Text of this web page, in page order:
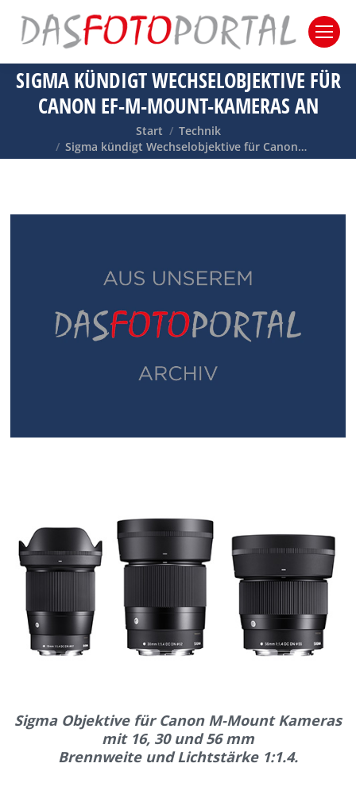
SIGMA KÜNDIGT WECHSELOBJEKTIVE FÜR
CANON EF-M-MOUNT-KAMERAS AN
Sie befinden sich hier:
Start
Technik
Sigma kündigt Wechselobjektive für Canon…
Sigma Objektive für Canon M-Mount Kameras
mit 16, 30 und 56 mm
Brennweite und Lichtstärke 1:1.4.